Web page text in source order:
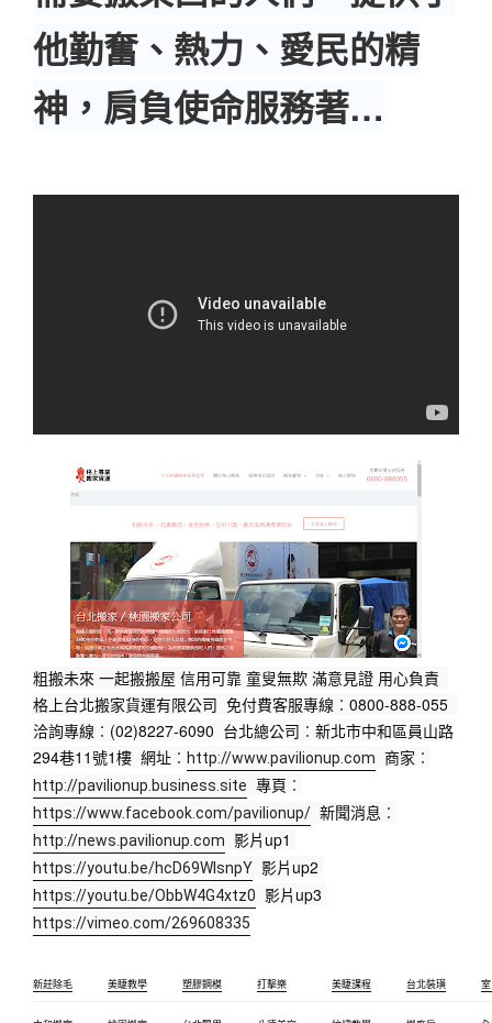
他勤奮、熱力、愛民的精
神，肩負使命服務著…
粗搬未來 一起搬搬屋 信用可靠 童叟無欺 滿意見證 用心負責
格上台北搬家貨運有限公司  免付費客服專線︰0800-888-055
洽詢專線︰(02)8227-6090  台北總公司︰新北市中和區員山路
294巷11號1樓  網址︰ http://www.pavilionup.com
  商家︰
http://pavilionup.business.site
  專頁︰
https://www.facebook.com/pavilionup/
  新聞消息︰
http://news.pavilionup.com
  影片up1
https://youtu.be/hcD69WlsnpY
  影片up2
https://youtu.be/ObbW4G4xtz0
  影片up3
https://vimeo.com/269608335
新莊除毛 美睫教學 塑膠鋼模 打擊樂 美睫課程 台北裝璜